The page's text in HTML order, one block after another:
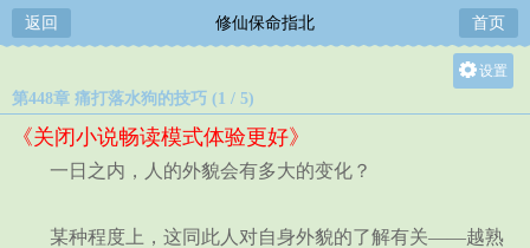
返回 修仙保命指北 首页
设置
第448章 痛打落水狗的技巧 (1 / 5)
《关闭小说畅读模式体验更好》
一日之内，人的外貌会有多大的变化？
某种程度上，这同此人对自身外貌的了解有关——越熟